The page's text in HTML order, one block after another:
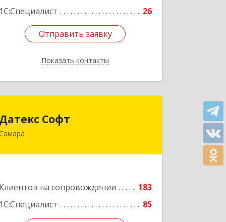
1С:Специалист
26
Отправить заявку
Показать контакты
Отправить заявку
Назад
Датекс Софт
Клиентов на сопровождении
183
1С:Специалист
85
443070, Самарская обл, Самара г,